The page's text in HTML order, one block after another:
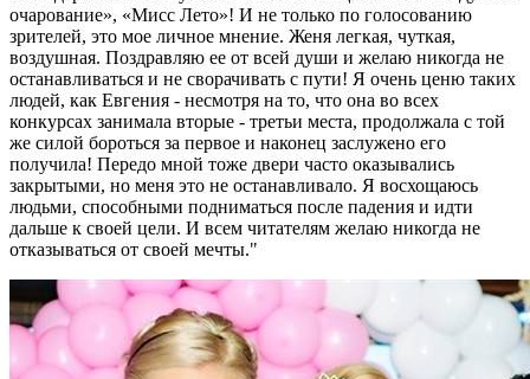
очарование», «Мисс Лето»! И не только по голосованию
зрителей, это мое личное мнение. Женя легкая, чуткая,
воздушная. Поздравляю ее от всей души и желаю никогда не
останавливаться и не сворачивать с пути! Я очень ценю таких
людей, как Евгения - несмотря на то, что она во всех
конкурсах занимала вторые - третьи места, продолжала с той
же силой бороться за первое и наконец заслужено его
получила! Передо мной тоже двери часто оказывались
закрытыми, но меня это не останавливало. Я восхощаюсь
людьми, способными подниматься после падения и идти
дальше к своей цели. И всем читателям желаю никогда не
отказываться от своей мечты."